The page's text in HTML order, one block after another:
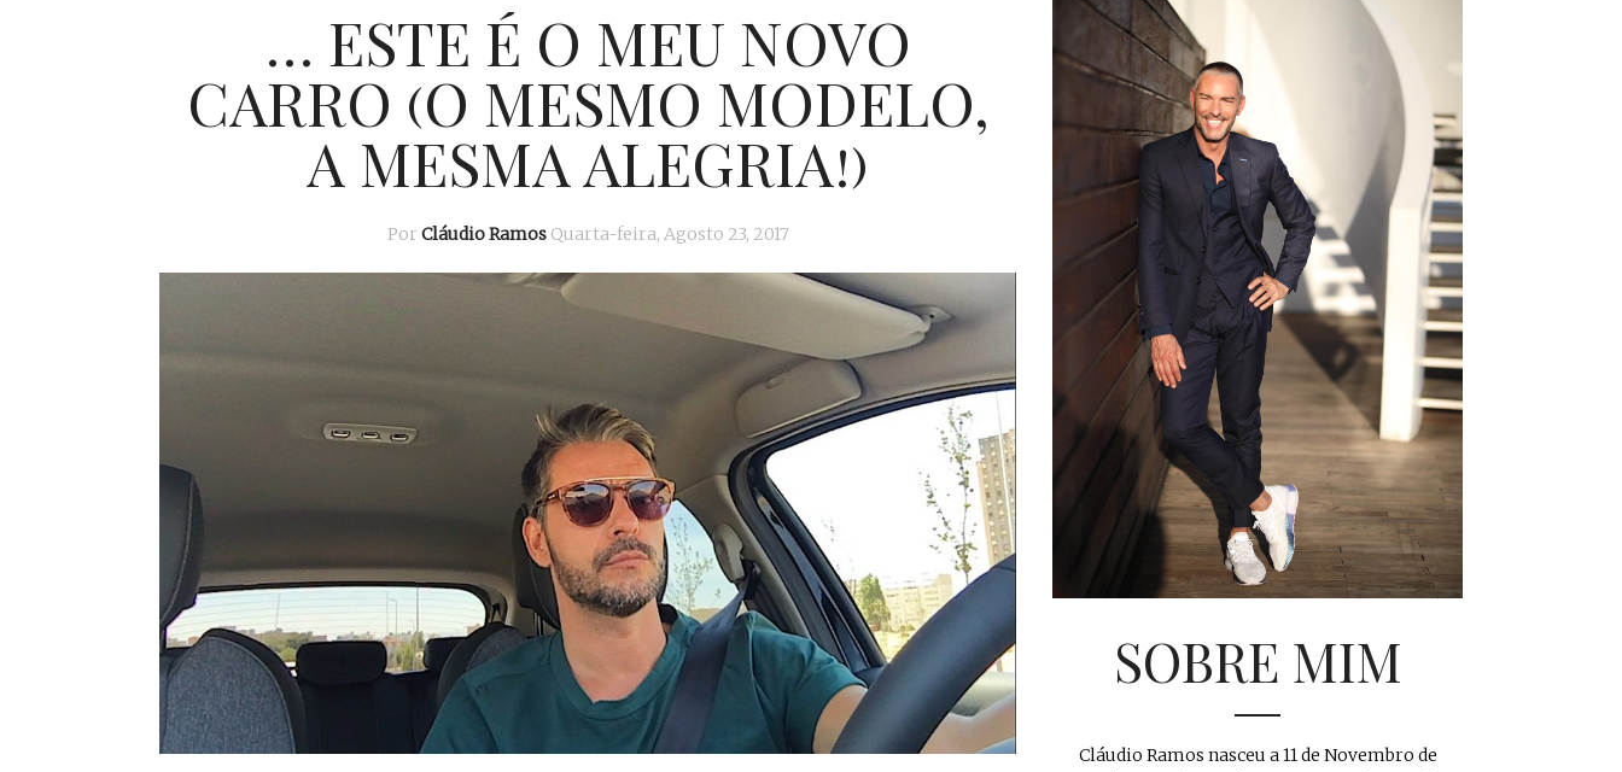
… ESTE É O MEU NOVO
CARRO (O MESMO MODELO,
A MESMA ALEGRIA!)
Por Cláudio Ramos Quarta-feira, Agosto 23, 2017
SOBRE MIM
Cláudio Ramos nasceu a 11 de Novembro de